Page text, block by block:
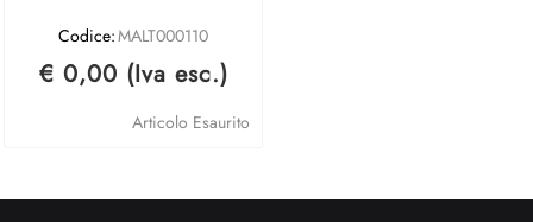
Codice:MALT000110
€ 0,00 (Iva esc.)
Articolo Esaurito